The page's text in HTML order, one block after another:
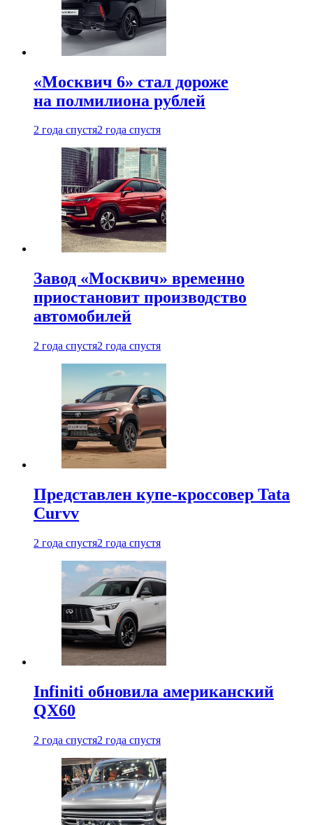
«Москвич 6» стал дороже
на полмилиона рублей
2 года спустя2 года спустя
Завод «Москвич» временно
приостановит производство
автомобилей
2 года спустя2 года спустя
Представлен купе-кроссовер Tata
Curvv
2 года спустя2 года спустя
Infiniti обновила американский
QX60
2 года спустя2 года спустя